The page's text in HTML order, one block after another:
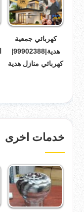
كهربائي جمعية
هدية|99902388|
كهربائي منازل هدية
خدمات اخرى